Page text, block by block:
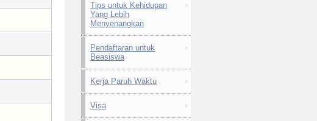
Tips untuk Kehidupan
Yang Lebih
Menyenangkan
Pendaftaran untuk
Beasiswa
Kerja Paruh Waktu
Visa